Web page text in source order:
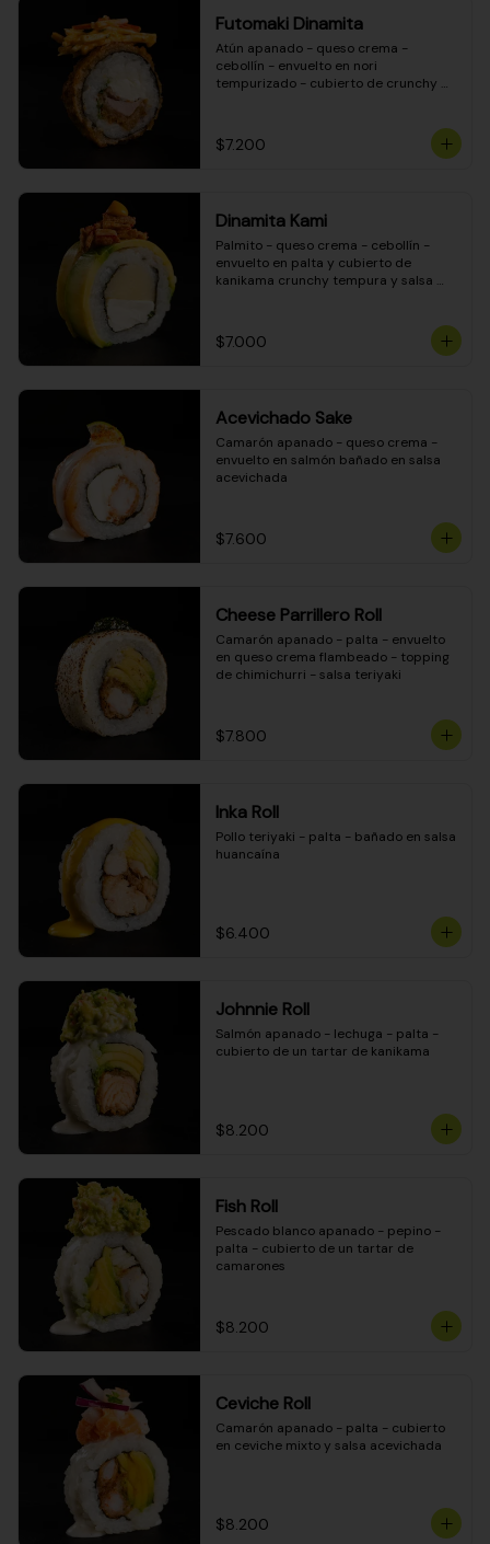
Futomaki Dinamita
Atún apanado - queso crema -
cebollín - envuelto en nori
tempurizado - cubierto de crunchy
$7.200
Dinamita Kami
Palmito - queso crema - cebollín -
envuelto en palta y cubierto de
kanikama crunchy tempura y salsa
$7.000
Acevichado Sake
Camarón apanado - queso crema -
envuelto en salmón bañado en salsa
acevichada
$7.600
Cheese Parrillero Roll
Camarón apanado - palta - envuelto
en queso crema flambeado - topping
de chimichurri - salsa teriyaki
$7.800
Inka Roll
Pollo teriyaki - palta - bañado en salsa
huancaína
$6.400
Johnnie Roll
Salmón apanado - lechuga - palta -
cubierto de un tartar de kanikama
$8.200
Fish Roll
Pescado blanco apanado - pepino -
palta - cubierto de un tartar de
camarones
$8.200
Ceviche Roll
Camarón apanado - palta - cubierto
en ceviche mixto y salsa acevichada
$8.200